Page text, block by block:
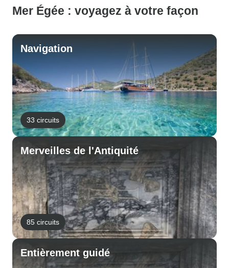
Mer Égée : voyagez à votre façon
Navigation
33 circuits
Merveilles de l'Antiquité
85 circuits
Entièrement guidé